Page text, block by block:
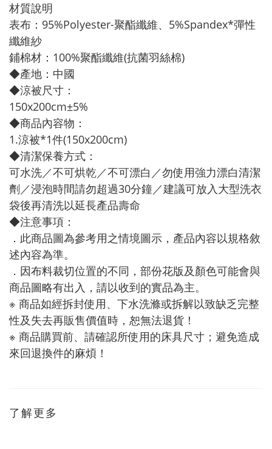
材質說明
表布：95%Polyester-聚酯纖維、5%Spandex*彈性
纖維紗
鋪棉材：100%聚酯纖維(抗菌羽絲棉)
◆產地：中國
◆涼被尺寸：
150x200cm±5%
◆商品內容物：
1.涼被*1件(150x200cm)
◆清潔保養方式：
可水洗／不可烘乾／不可漂白／勿使用強力漂白清潔
劑／浸泡時間請勿超過30分鐘／建議可放入大型洗衣
袋後再清洗以延長產品壽命
◆注意事項：
．此商品圖為參考用之情境圖示，產品內容以規格敘
述內容為準。
．因布料裁切位置的不同，部份花版及顏色可能會與
商品圖略有出入，請以收到的實品為主。
※ 商品如經拆封使用、下水洗滌或拆解以致缺乏完整
性及失去再販售價值時，恕無法退貨！
※ 商品購買前、請確認所使用的床具尺寸；避免造成
來回退換件的麻煩！
了解更多